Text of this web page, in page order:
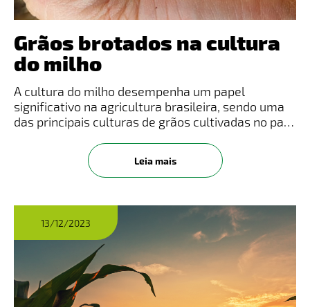
Grãos brotados na cultura
do milho
A cultura do milho desempenha um papel
significativo na agricultura brasileira, sendo uma
das principais culturas de grãos cultivadas no país
(MAPA e IBGE). O Milho (Zea mays) é um cereal
cultivado em grande
Leia mais
13/12/2023